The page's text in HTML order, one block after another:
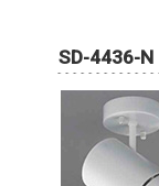
SD-4436-N